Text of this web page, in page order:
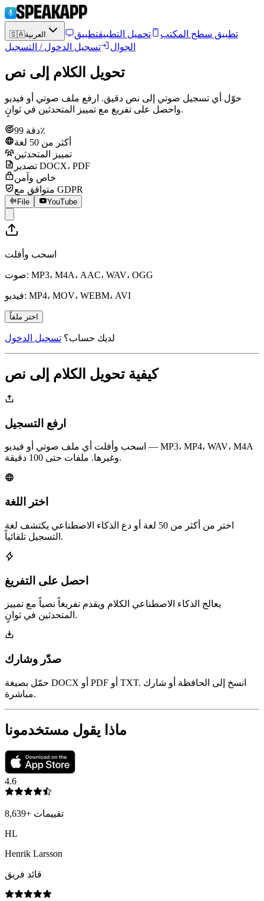
🇸🇦العربية تطبيق سطح المكتب تحميل التطبيقتطبيق
الجوال
تسجيل الدخول / التسجيل
تحويل الكلام إلى نص
حوّل أي تسجيل صوتي إلى نص دقيق. ارفع ملف صوتي أو فيديو
واحصل على تفريغ مع تمييز المتحدثين في ثوانٍ.
دقة 99٪
أكثر من 50 لغة
تمييز المتحدثين
تصدير DOCX، PDF
خاص وآمن
متوافق مع GDPR
File YouTube
اسحب وأفلت
صوت: MP3، M4A، AAC، WAV، OGG
فيديو: MP4، MOV، WEBM، AVI
اختر ملفاً
لديك حساب؟ تسجيل الدخول
كيفية تحويل الكلام إلى نص
ارفع التسجيل
اسحب وأفلت أي ملف صوتي أو فيديو — MP3، MP4، WAV، M4A
وغيرها. ملفات حتى 100 دقيقة.
اختر اللغة
اختر من أكثر من 50 لغة أو دع الذكاء الاصطناعي يكتشف لغة
التسجيل تلقائياً.
احصل على التفريغ
يعالج الذكاء الاصطناعي الكلام ويقدم تفريغاً نصياً مع تمييز
المتحدثين في ثوانٍ.
صدّر وشارك
حمّل بصيغة DOCX أو PDF أو TXT. انسخ إلى الحافظة أو شارك
مباشرة.
ماذا يقول مستخدمونا
4.6
8,639+ تقييمات
HL
Henrik Larsson
قائد فريق